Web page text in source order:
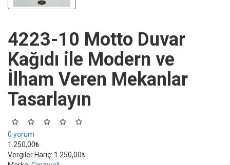
4223-10 Motto Duvar
Kağıdı ile Modern ve
İlham Veren Mekanlar
Tasarlayın
0 yorum
1.250,00₺
Vergiler Hariç: 1.250,00₺